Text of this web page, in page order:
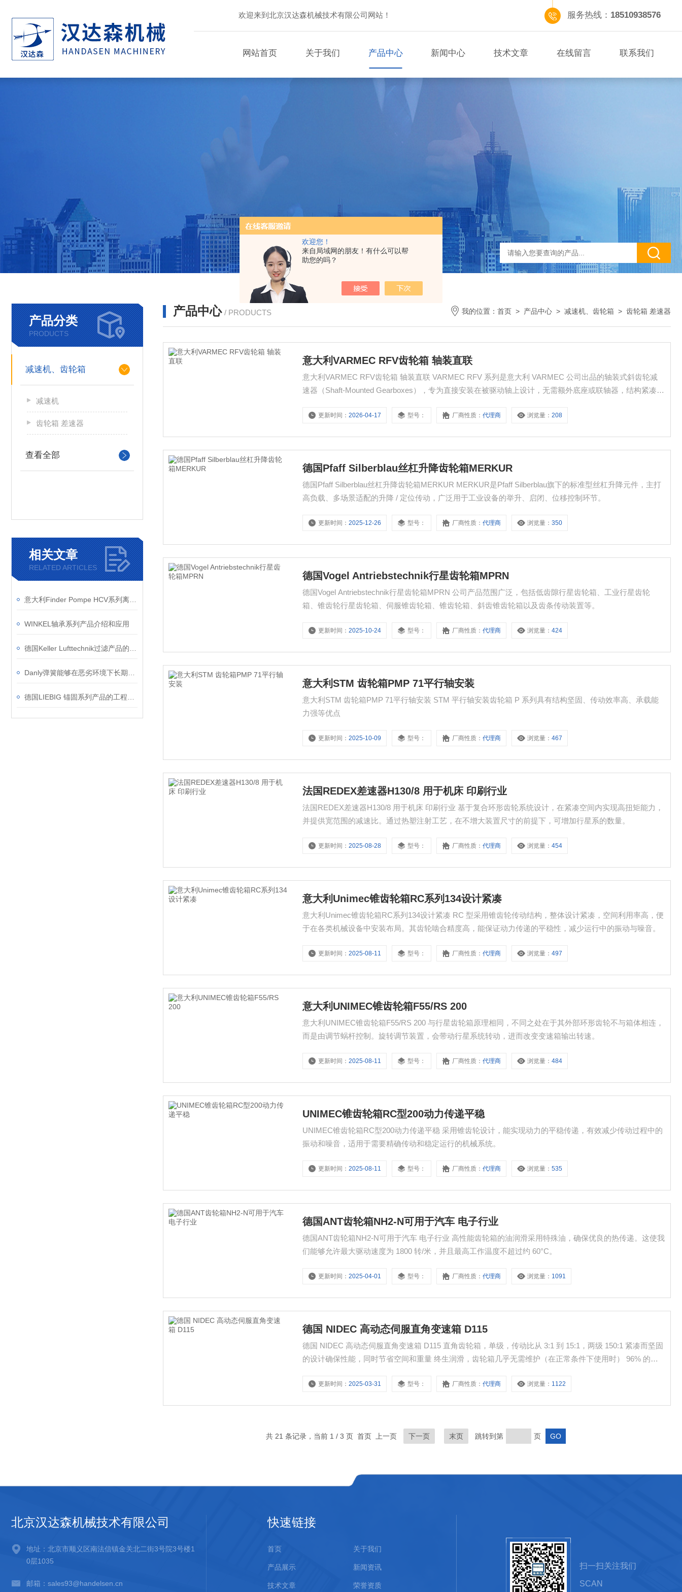
欢迎您！
来自局域网的朋友！有什么可以帮
助您的吗？
欢迎来到北京汉达森机械技术有限公司网站！ 服务热线： 18510938576
网站首页 关于我们 产品中心 新闻中心 技术文章 在线留言 联系我们
产品分类
PRODUCTS
减速机、齿轮箱
减速机
齿轮箱 差速器
查看全部
相关文章
RELATED ARTICLES
WINKEL轴承系列产品介绍和应用
产品中心 / PRODUCTS 我的位置： 首页 > 产品中心 > 减速机、齿轮箱 > 齿轮箱 差速器
意大利VARMEC RFV齿轮箱 轴装直联
意大利VARMEC RFV齿轮箱 轴装直联 VARMEC RFV 系列是意大利 VARMEC 公司出品的轴装式斜齿轮减
速器（Shaft-Mounted Gearboxes），专为直接安装在被驱动轴上设计，无需额外底座或联轴器，结构紧凑、
更新时间：2026-04-17 型号： 厂商性质：代理商 浏览量：208
德国Pfaff Silberblau丝杠升降齿轮箱MERKUR
德国Pfaff Silberblau丝杠升降齿轮箱MERKUR MERKUR是Pfaff Silberblau旗下的标准型丝杠升降元件，主打
高负载、多场景适配的升降 / 定位传动，广泛用于工业设备的举升、启闭、位移控制环节。
更新时间：2025-12-26 型号： 厂商性质：代理商 浏览量：350
德国Vogel Antriebstechnik行星齿轮箱MPRN
德国Vogel Antriebstechnik行星齿轮箱MPRN 公司产品范围广泛，包括低齿隙行星齿轮箱、工业行星齿轮
箱、锥齿轮行星齿轮箱、伺服锥齿轮箱、锥齿轮箱、斜齿锥齿轮箱以及齿条传动装置等。
更新时间：2025-10-24 型号： 厂商性质：代理商 浏览量：424
意大利STM 齿轮箱PMP 71平行轴安装
意大利STM 齿轮箱PMP 71平行轴安装 STM 平行轴安装齿轮箱 P 系列具有结构坚固、传动效率高、承载能
力强等优点
更新时间：2025-10-09 型号： 厂商性质：代理商 浏览量：467
法国REDEX差速器H130/8 用于机床 印刷行业
法国REDEX差速器H130/8 用于机床 印刷行业 基于复合环形齿轮系统设计，在紧凑空间内实现高扭矩能力，
并提供宽范围的减速比。通过热塑注射工艺，在不增大装置尺寸的前提下，可增加行星系的数量。
更新时间：2025-08-28 型号： 厂商性质：代理商 浏览量：454
意大利Unimec锥齿轮箱RC系列134设计紧凑
意大利Unimec锥齿轮箱RC系列134设计紧凑 RC 型采用锥齿轮传动结构，整体设计紧凑，空间利用率高，便
于在各类机械设备中安装布局。其齿轮啮合精度高，能保证动力传递的平稳性，减少运行中的振动与噪音。
更新时间：2025-08-11 型号： 厂商性质：代理商 浏览量：497
意大利UNIMEC锥齿轮箱F55/RS 200
意大利UNIMEC锥齿轮箱F55/RS 200 与行星齿轮箱原理相同，不同之处在于其外部环形齿轮不与箱体相连，
而是由调节蜗杆控制。旋转调节装置，会带动行星系统转动，进而改变变速箱输出转速。
更新时间：2025-08-11 型号： 厂商性质：代理商 浏览量：484
UNIMEC锥齿轮箱RC型200动力传递平稳
UNIMEC锥齿轮箱RC型200动力传递平稳 采用锥齿轮设计，能实现动力的平稳传递，有效减少传动过程中的
振动和噪音，适用于需要精确传动和稳定运行的机械系统。
更新时间：2025-08-11 型号： 厂商性质：代理商 浏览量：535
德国ANT齿轮箱NH2-N可用于汽车 电子行业
德国ANT齿轮箱NH2-N可用于汽车 电子行业 高性能齿轮箱的油润滑采用特殊油，确保优良的热传递。这使我
们能够允许最大驱动速度为 1800 转/米，并且最高工作温度不超过约 60°C。
更新时间：2025-04-01 型号： 厂商性质：代理商 浏览量： 1091
德国 NIDEC 高动态伺服直角变速箱 D115
德国 NIDEC 高动态伺服直角变速箱 D115 直角齿轮箱，单级，传动比从 3:1 到 15:1，两级 150:1 紧凑而坚固
的设计确保性能，同时节省空间和重量 终生润滑，齿轮箱几乎无需维护（在正常条件下使用时） 96% 的等
更新时间：2025-03-31 型号： 厂商性质：代理商 浏览量： 1122
共 21 条记录，当前 1 / 3 页 首页 上一页 下一页 末页 跳转到第 页
北京汉达森机械技术有限公司
地址：北京市顺义区南法信镇金关北二街3号院3号楼1
0层1035
邮箱：sales93@handelsen.cn
快速链接
首页 关于我们
产品展示 新闻资讯
技术文章 荣誉资质
扫一扫关注我们
SCAN